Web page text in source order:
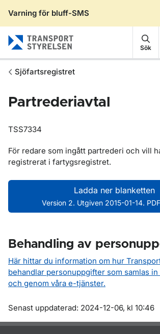
Varning för bluff-SMS
Sök
Sjöfartsregistret
Partrederiavtal
TSS7334
För redare som ingått partrederi och vill
registrerat i fartygsregistret.
Ladda ner blanketten
Version 2. Utgiven 2015-01-14.
Behandling av
Här hittar du information om hur
behandlar personuppgifter som samlas
och genom våra e-tjänster.
Om sidan
Senast uppdaterad: 2024-12-06, kl 10:46